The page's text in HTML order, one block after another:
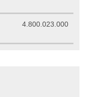
4.800.023.000